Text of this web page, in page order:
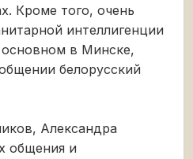
Кроме того, очень
интеллигенции
в Минске,
белорусский
Александра
общения и